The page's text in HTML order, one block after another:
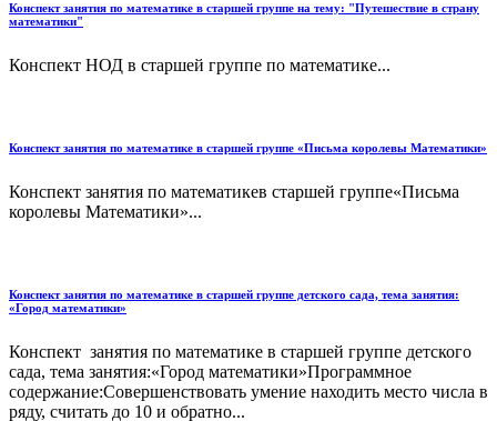
Конспект занятия по математике в старшей группе на тему: "Путешествие в страну
математики"
Конспект НОД в старшей группе по математике...
Конспект занятия по математике в старшей группе «Письма королевы Математики»
Конспект занятия по математикев старшей группе«Письма
королевы Математики»...
Конспект занятия по математике в старшей группе детского сада, тема занятия:
«Город математики»
Конспект занятия по математике в старшей группе детского
сада, тема занятия:«Город математики»Программное
содержание:Совершенствовать умение находить место числа в
ряду, считать до 10 и обратно...